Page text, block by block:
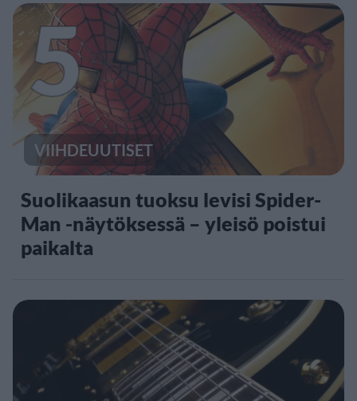
5
VIIHDEUUTISET
Suolikaasun tuoksu levisi Spider-
Man -näytöksessä – yleisö poistui
paikalta